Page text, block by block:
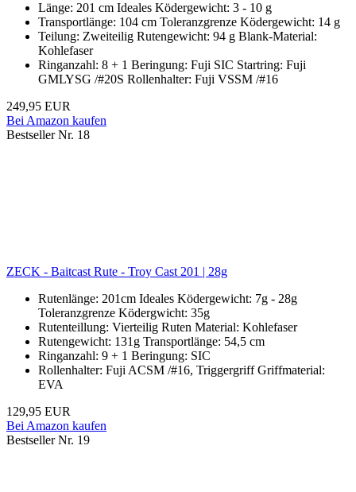
Länge: 201 cm Ideales Ködergewicht: 3 - 10 g
Transportlänge: 104 cm Toleranzgrenze Ködergewicht: 14 g
Teilung: Zweiteilig Rutengewicht: 94 g Blank-Material:
Kohlefaser
Ringanzahl: 8 + 1 Beringung: Fuji SIC Startring: Fuji
GMLYSG /#20S Rollenhalter: Fuji VSSM /#16
249,95 EUR
Bei Amazon kaufen
Bestseller Nr. 18
ZECK - Baitcast Rute - Troy Cast 201 | 28g
Rutenlänge: 201cm Ideales Ködergewicht: 7g - 28g
Toleranzgrenze Ködergwicht: 35g
Rutenteillung: Vierteilig Ruten Material: Kohlefaser
Rutengewicht: 131g Transportlänge: 54,5 cm
Ringanzahl: 9 + 1 Beringung: SIC
Rollenhalter: Fuji ACSM /#16, Triggergriff Griffmaterial:
EVA
129,95 EUR
Bei Amazon kaufen
Bestseller Nr. 19